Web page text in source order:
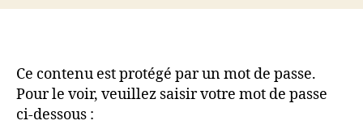
Ce contenu est protégé par un mot de passe.
Pour le voir, veuillez saisir votre mot de passe
ci-dessous :